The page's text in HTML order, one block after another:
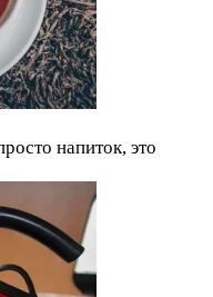
напиток, это